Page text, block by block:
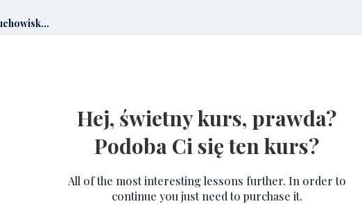
Hej, świetny kurs, prawda?
Podoba Ci się ten kurs?
All of the most interesting lessons further. In order to
continue you just need to purchase it.